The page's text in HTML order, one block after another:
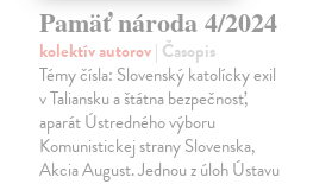
Pamäť národa 4/2024
kolektív autorov| Časopis
Témy čísla: Slovenský katolícky exil
v Taliansku a štátna bezpečnosť,
aparát Ústredného výboru
Komunistickej strany Slovenska,
Akcia August. Jednou z úloh Ústavu